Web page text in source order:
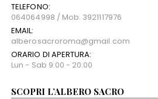
TELEFONO:
064064998 / Mob. 3921117976
EMAIL:
alberosacroroma@gmail.com
ORARIO DI APERTURA:
Lun - Sab 9:00 - 20:00
SCOPRI L’ALBERO SACRO